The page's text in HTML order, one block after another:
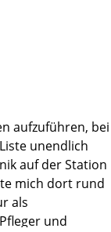
bei den
bis
sehr
empfand ich,
nebst
jeden
aufzuführen, bei
unendlich
auf der Station
mich dort rund
als
und